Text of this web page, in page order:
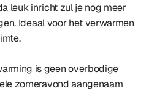
leuk inricht zul je nog meer
Ideaal voor het verwarmen
is geen overbodige
zomeravond aangenaam